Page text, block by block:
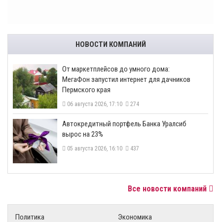
НОВОСТИ КОМПАНИЙ
От маркетплейсов до умного дома:
МегаФон запустил интернет для дачников
Пермского края
06 августа 2026, 17:10 274
​Автокредитный портфель Банка Уралсиб
вырос на 23%
05 августа 2026, 16:10 437
Все новости компаний
Политика
Экономика